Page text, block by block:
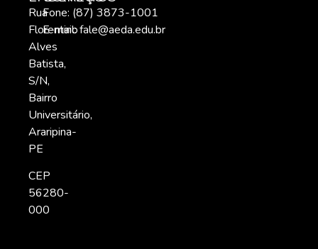
Rua
Florentino
Alves
Batista,
S/N,
Bairro
Universitário,
Araripina-
PE
CEP
56280-
000
Fone: (87) 3873-1001
E-mail:fale@aeda.edu.br